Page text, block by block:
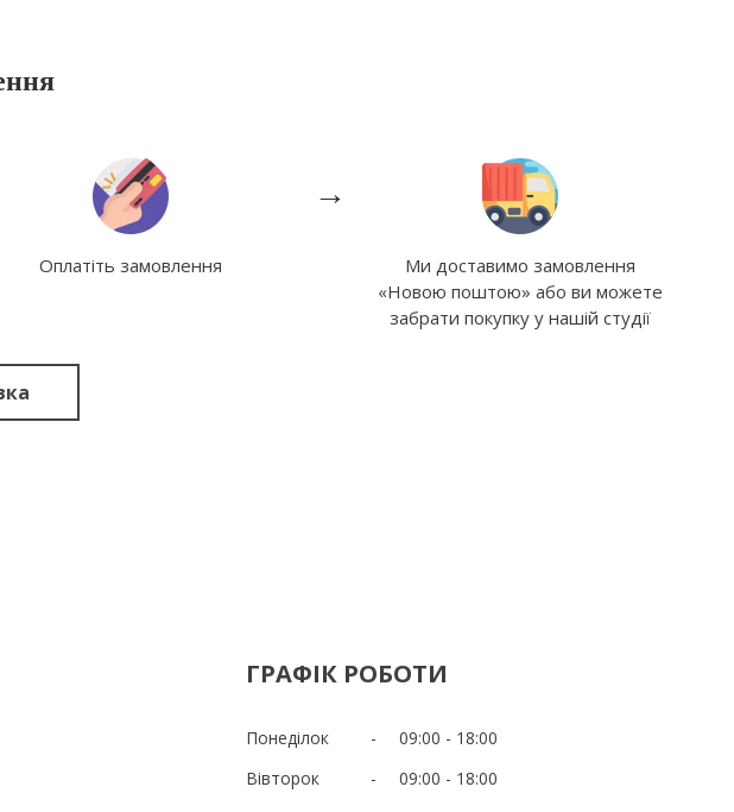
Оплатіть замовлення
→
Ми доставимо замовлення
«Новою поштою» або ви можете
забрати покупку у нашій студії
ГРАФІК РОБОТИ
Понеділок 09:00
18:00
Вівторок
09:00
18:00